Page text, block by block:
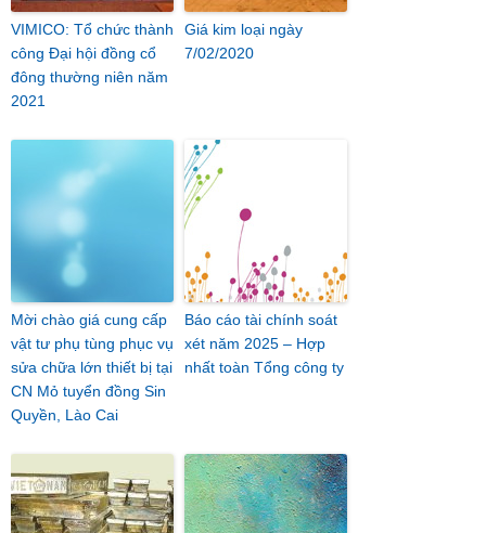
VIMICO: Tổ chức thành
công Đại hội đồng cổ
đông thường niên năm
2021
Giá kim loại ngày
7/02/2020
Mời chào giá cung cấp
vật tư phụ tùng phục vụ
sửa chữa lớn thiết bị tại
CN Mỏ tuyển đồng Sin
Quyền, Lào Cai
Báo cáo tài chính soát
xét năm 2025 – Hợp
nhất toàn Tổng công ty